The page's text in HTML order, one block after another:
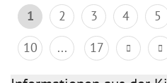
1 2 3 4 5
10
... 17